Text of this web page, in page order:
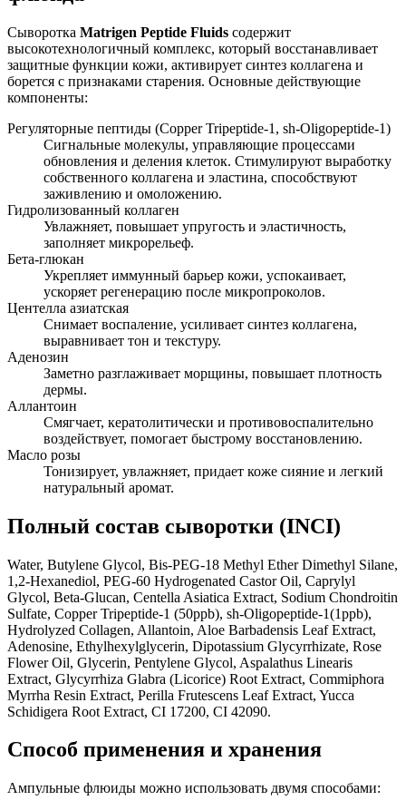
Сыворотка Matrigen Peptide Fluids содержит
высокотехнологичный комплекс, который восстанавливает
защитные функции кожи, активирует синтез коллагена и
борется с признаками старения. Основные действующие
компоненты:
Регуляторные пептиды (Copper Tripeptide-1, sh-Oligopeptide-1)
Сигнальные молекулы, управляющие процессами
обновления и деления клеток. Стимулируют выработку
собственного коллагена и эластина, способствуют
заживлению и омоложению.
Гидролизованный коллаген
Увлажняет, повышает упругость и эластичность,
заполняет микрорельеф.
Бета-глюкан
Укрепляет иммунный барьер кожи, успокаивает,
ускоряет регенерацию после микропроколов.
Центелла азиатская
Снимает воспаление, усиливает синтез коллагена,
выравнивает тон и текстуру.
Аденозин
Заметно разглаживает морщины, повышает плотность
дермы.
Аллантоин
Смягчает, кератолитически и противовоспалительно
воздействует, помогает быстрому восстановлению.
Масло розы
Тонизирует, увлажняет, придает коже сияние и легкий
натуральный аромат.
Полный состав сыворотки (INCI)
Water, Butylene Glycol, Bis-PEG-18 Methyl Ether Dimethyl Silane,
1,2-Hexanediol, PEG-60 Hydrogenated Castor Oil, Caprylyl
Glycol, Beta-Glucan, Centella Asiatica Extract, Sodium Chondroitin
Sulfate, Copper Tripeptide-1 (50ppb), sh-Oligopeptide-1(1ppb),
Hydrolyzed Collagen, Allantoin, Aloe Barbadensis Leaf Extract,
Adenosine, Ethylhexylglycerin, Dipotassium Glycyrrhizate, Rose
Flower Oil, Glycerin, Pentylene Glycol, Aspalathus Linearis
Extract, Glycyrrhiza Glabra (Licorice) Root Extract, Commiphora
Myrrha Resin Extract, Perilla Frutescens Leaf Extract, Yucca
Schidigera Root Extract, CI 17200, CI 42090.
Способ применения и хранения
Ампульные флюиды можно использовать двумя способами: